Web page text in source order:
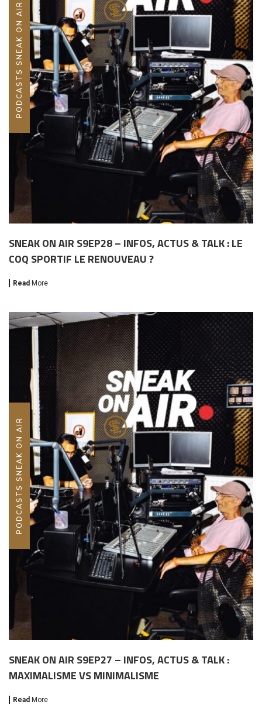
PODCASTS SNEAK ON AIR
SNEAK ON AIR S9EP28 – INFOS, ACTUS & TALK : LE
COQ SPORTIF LE RENOUVEAU ?
Read More
PODCASTS SNEAK ON AIR
SNEAK ON AIR S9EP27 – INFOS, ACTUS & TALK :
MAXIMALISME VS MINIMALISME
Read More